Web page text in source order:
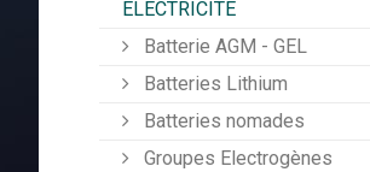
ÉLECTRICITÉ
Batterie AGM - GEL
Batteries Lithium
Batteries nomades
Groupes Electrogènes